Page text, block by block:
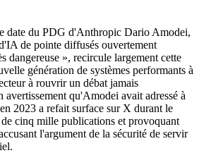
date du PDG d'Anthropic Dario Amodei,
de pointe diffusés ouvertement
dangereuse », recircule largement cette
génération de systèmes performants à
à rouvrir un débat jamais
qu'Amodei avait adressé à
2023 a refait surface sur X durant le
cinq mille publications et provoquant
l'argument de la sécurité de servir